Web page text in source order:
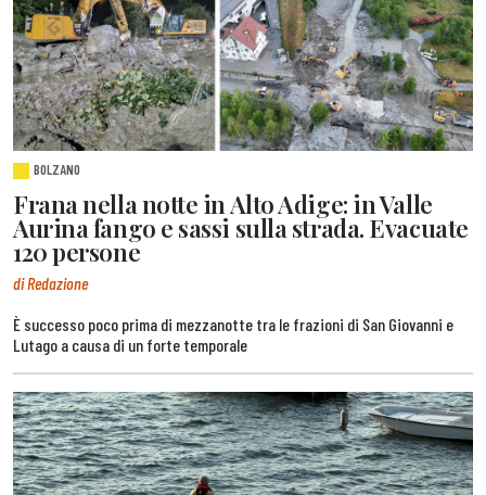
BOLZANO
Frana nella notte in Alto Adige: in Valle
Aurina fango e sassi sulla strada. Evacuate
120 persone
di Redazione
È successo poco prima di mezzanotte tra le frazioni di San Giovanni e
Lutago a causa di un forte temporale